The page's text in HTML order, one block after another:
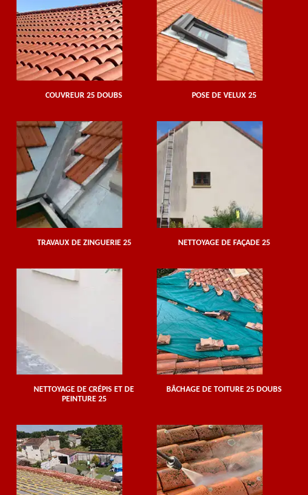
COUVREUR 25 DOUBS POSE DE VELUX 25
TRAVAUX DE ZINGUERIE 25 NETTOYAGE DE FAÇADE 25
NETTOYAGE DE CRÉPIS ET DE
PEINTURE 25
BÂCHAGE DE TOITURE 25 DOUBS